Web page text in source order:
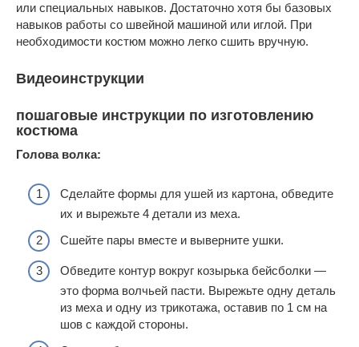
или специальных навыков. Достаточно хотя бы базовых
навыков работы со швейной машиной или иглой. При
необходимости костюм можно легко сшить вручную.
Видеоинструкции
пошаговые инструкции по изготовлению
костюма
Голова волка:
Сделайте формы для ушей из картона, обведите
их и вырежьте 4 детали из меха.
Сшейте пары вместе и выверните ушки.
Обведите контур вокруг козырька бейсболки —
это форма волчьей пасти. Вырежьте одну деталь
из меха и одну из трикотажа, оставив по 1 см на
шов с каждой стороны.